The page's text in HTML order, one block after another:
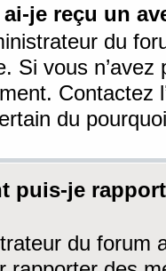
je reçu un
du
Si vous
Contactez
du
puis-je
du forum